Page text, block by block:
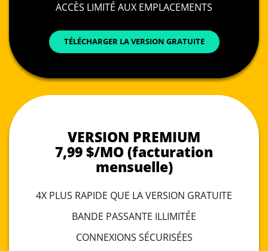
ACCÈS LIMITÉ AUX EMPLACEMENTS
TÉLÉCHARGER LA VERSION GRATUITE
VERSION PREMIUM
7,99 $/MO (facturation
mensuelle)
4X PLUS RAPIDE QUE LA VERSION GRATUITE
BANDE PASSANTE ILLIMITÉE
CONNEXIONS SÉCURISÉES